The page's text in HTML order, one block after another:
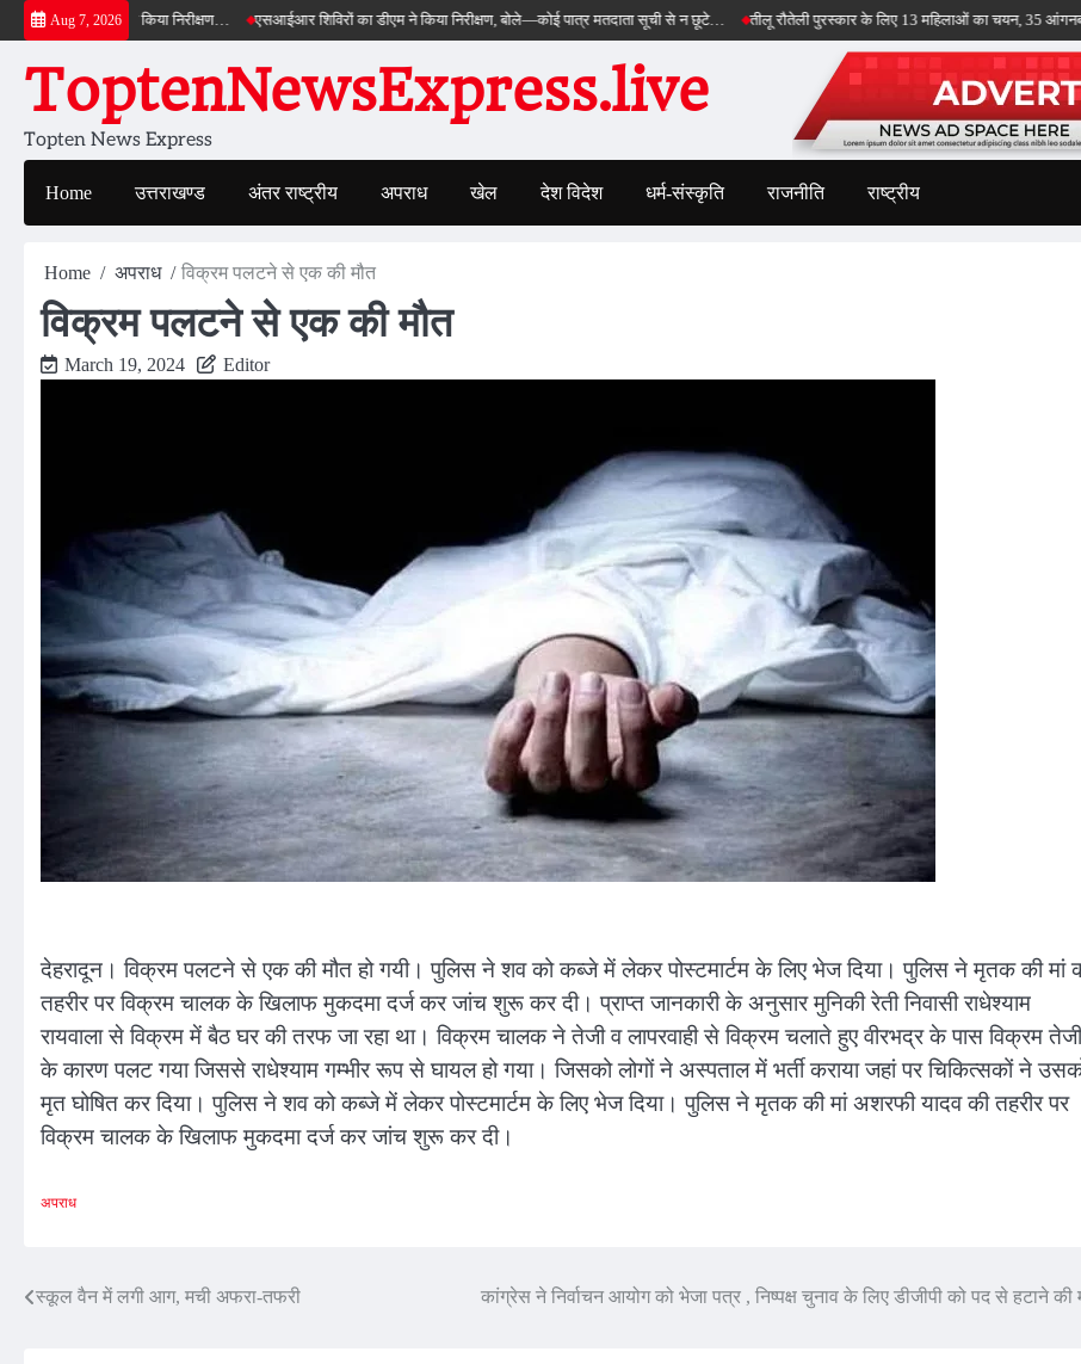
Skip
to
content
Aug 7, 2026
का डीएम ने किया निरीक्षण… एसआईआर शिविरों का डीएम ने किया निरीक्षण, बोले—कोई पात्र मतदाता सूची से न छूटे… तीलू रौतेली पुरस्कार के लिए 13 महिलाओं का चयन, 35 आंगनबाड़ी
ToptenNewsExpress.live
Topten News Express
Home उत्तराखण्ड अंतर राष्ट्रीय अपराध खेल देश विदेश धर्म-संस्कृति राजनीति राष्ट्रीय
Home अपराध विक्रम पलटने से एक की मौत
विक्रम पलटने से एक की मौत
March 19, 2024 Editor
देहरादून। विक्रम पलटने से एक की मौत हो गयी। पुलिस ने शव को कब्जे में लेकर पोस्टमार्टम के लिए भेज दिया। पुलिस ने मृतक की मां
तहरीर पर विक्रम चालक के खिलाफ मुकदमा दर्ज कर जांच शुरू कर दी। प्राप्त जानकारी के अनुसार मुनिकी रेती निवासी राधेश्याम
रायवाला से विक्रम में बैठ घर की तरफ जा रहा था। विक्रम चालक ने तेजी व लापरवाही से विक्रम चलाते हुए वीरभद्र के पास विक्रम तेजी
के कारण पलट गया जिससे राधेश्याम गम्भीर रूप से घायल हो गया। जिसको लोगों ने अस्पताल में भर्ती कराया जहां पर चिकित्सकों ने
मृत घोषित कर दिया। पुलिस ने शव को कब्जे में लेकर पोस्टमार्टम के लिए भेज दिया। पुलिस ने मृतक की मां अशरफी यादव की तहरीर पर
विक्रम चालक के खिलाफ मुकदमा दर्ज कर जांच शुरू कर दी।
अपराध
Post
स्कूल वैन में लगी आग, मची अफरा-तफरी कांग्रेस ने निर्वाचन आयोग को भेजा पत्र , निष्पक्ष चुनाव के लिए डीजीपी को पद से हटाने की